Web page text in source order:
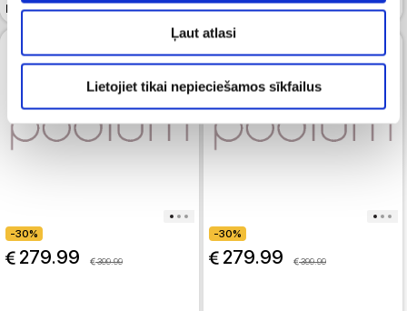
Ļaut atlasi
Lietojiet tikai nepieciešamos sīkfailus
Mediterraneo
Prisma Mini Black
-30%
279.99 399.99
-30%
279.99 399.99